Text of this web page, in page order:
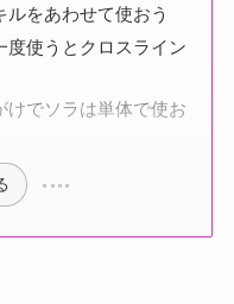
ルをあわせて使おう
度使うとクロスライン
けでソラは単体で使お